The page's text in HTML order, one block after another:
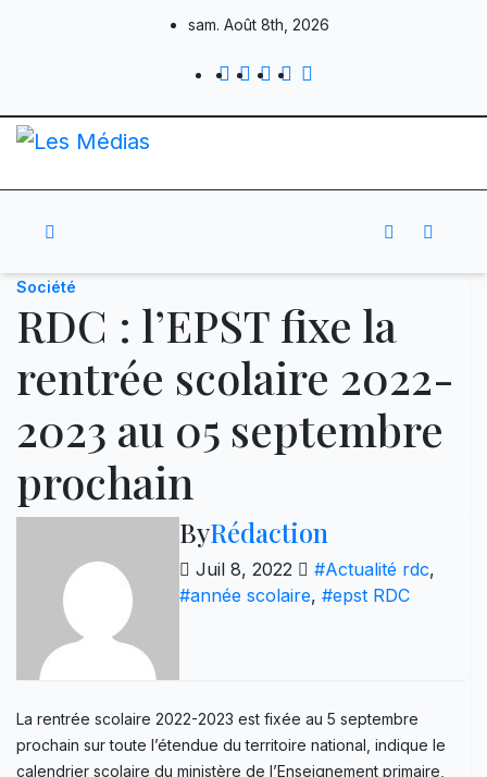
sam. Août 8th, 2026
Société
RDC : l’EPST fixe la
rentrée scolaire 2022-
2023 au 05 septembre
prochain
ByRédaction
Juil 8, 2022 #Actualité rdc,
#année scolaire, #epst RDC
La rentrée scolaire 2022-2023 est fixée au 5 septembre
prochain sur toute l’étendue du territoire national, indique le
calendrier scolaire du ministère de l’Enseignement primaire,